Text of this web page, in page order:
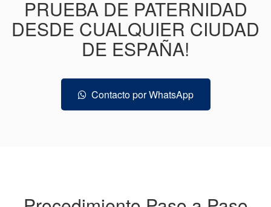
PRUEBA DE PATERNIDAD
DESDE CUALQUIER CIUDAD
DE ESPAÑA!
Contacto por WhatsApp